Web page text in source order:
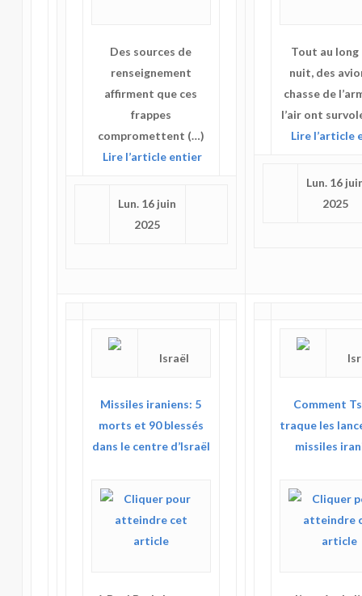
Des sources de
renseignement
affirment que ces
frappes
compromettent (…)
Lire l’article entier
Lun. 16 juin
2025
Tout au long
nuit, des
chasse de
l’air ont
Lire l’article
Lun. 16
2025
Israël
Missiles iraniens: 5
morts et 90 blessés
dans le centre d’Israël
Comment
traque les
missiles